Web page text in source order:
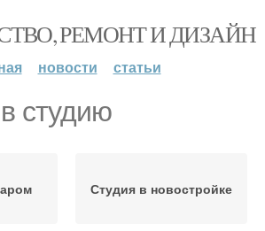
РЕМОНТ И ДИЗАЙН
новости статьи
студию
Студия в новостройке